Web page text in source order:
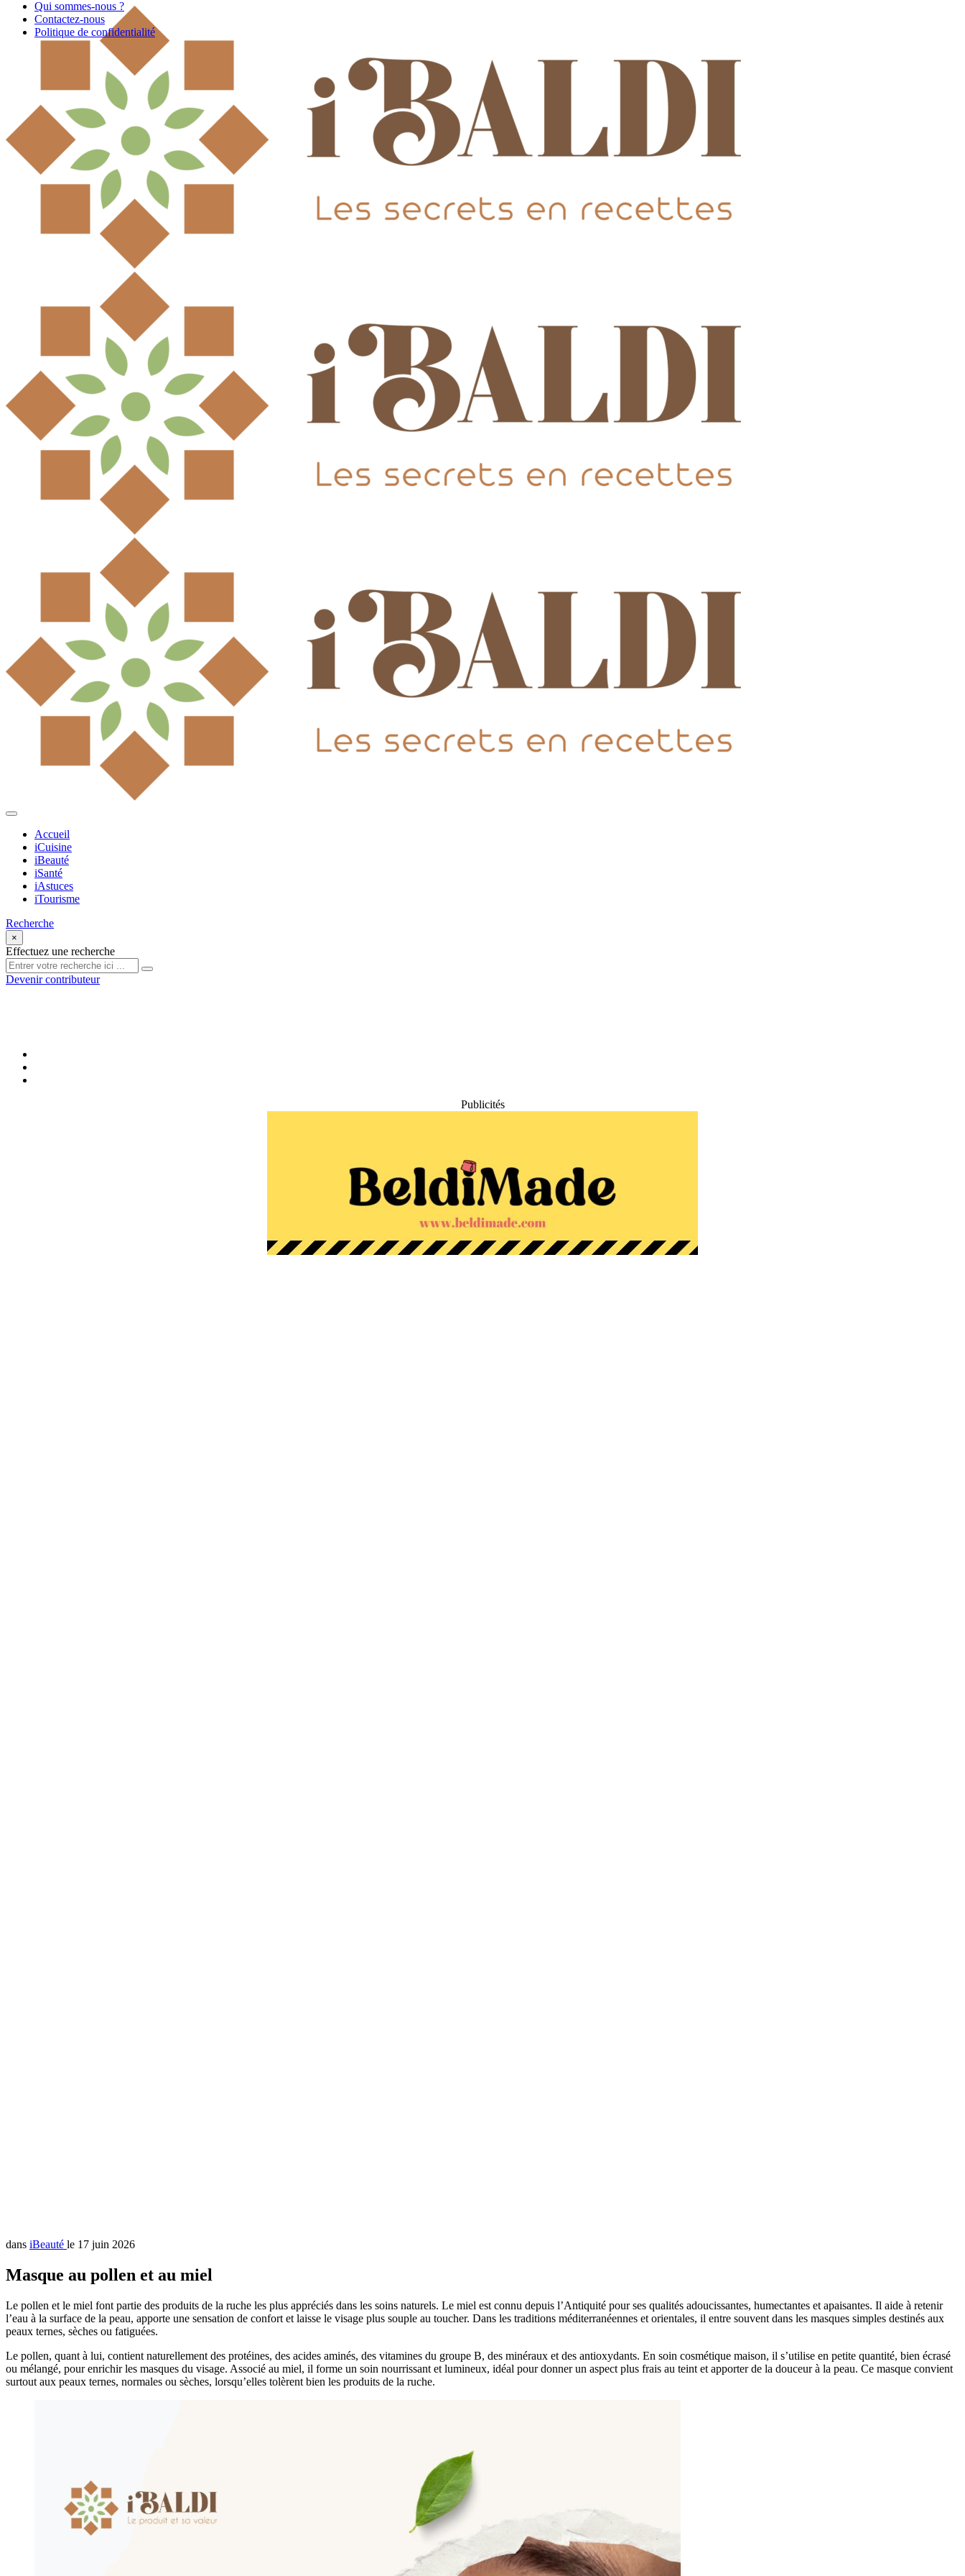
Accueil
iCuisine
iBeauté
iSanté
iAstuces
iTourisme
Recherche
×
Effectuez une recherche
Devenir contributeur
Qui sommes-nous ?
Contactez-nous
Politique de confidentialité
Publicités
dans iBeauté le 17 juin 2026
Masque au pollen et au miel
Le pollen et le miel font partie des produits de la ruche les plus appréciés dans les soins naturels. Le miel est connu depuis l’Antiquité pour ses qualités adoucissantes, humectantes et apaisantes. Il aide à retenir
l’eau à la surface de la peau, apporte une sensation de confort et laisse le visage plus souple au toucher. Dans les traditions méditerranéennes et orientales, il entre souvent dans les masques simples destinés aux
peaux ternes, sèches ou fatiguées.
Le pollen, quant à lui, contient naturellement des protéines, des acides aminés, des vitamines du groupe B, des minéraux et des antioxydants. En soin cosmétique maison, il s’utilise en petite quantité, bien écrasé
ou mélangé, pour enrichir les masques du visage. Associé au miel, il forme un soin nourrissant et lumineux, idéal pour donner un aspect plus frais au teint et apporter de la douceur à la peau. Ce masque convient
surtout aux peaux ternes, normales ou sèches, lorsqu’elles tolèrent bien les produits de la ruche.